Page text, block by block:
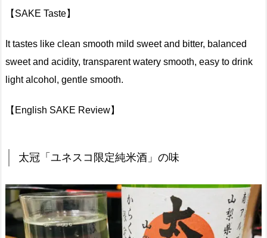
【SAKE Taste】
It tastes like clean smooth mild sweet and bitter, balanced
sweet and acidity, transparent watery smooth, easy to drink
light alcohol, gentle smooth.
【English SAKE Review】
太冠「ユネスコ限定純米酒」の味